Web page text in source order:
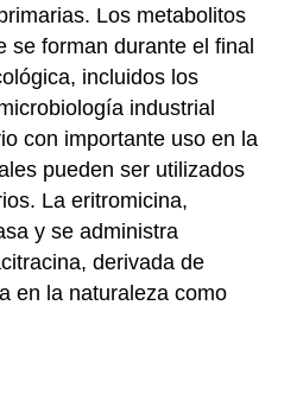
Los metabolitos
se forman durante el final
incluidos los
industrial
con importante uso en la
pueden ser utilizados
La eritromicina,
y se administra
derivada de
en la naturaleza como